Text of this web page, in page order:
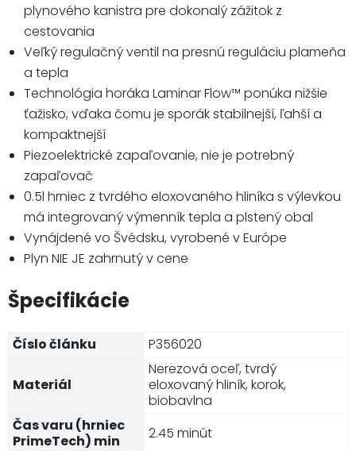
plynového kanistra pre dokonalý zážitok z
cestovania
Veľký regulačný ventil na presnú reguláciu plameňa
a tepla
Technológia horáka Laminar Flow™ ponúka nižšie
ťažisko, vďaka čomu je sporák stabilnejší, ľahší a
kompaktnejší
Piezoelektrické zapaľovanie, nie je potrebný
zapaľovač
0.5l hrniec z tvrdého eloxovaného hliníka s výlevkou
má integrovaný výmenník tepla a plstený obal
Vynájdené vo Švédsku, vyrobené v Európe
Plyn NIE JE zahrnutý v cene
Špecifikácie
Číslo článku P356020
Materiál
Nerezová oceľ, tvrdý
eloxovaný hliník, korok,
biobavlna
Čas varu (hrniec
PrimeTech) min
2.45 minút